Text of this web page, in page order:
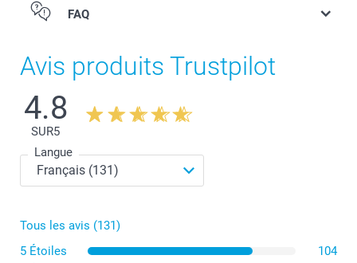
FAQ
Avis produits Trustpilot
4.8
SUR5
Langue
Tous les avis (131)
5 Étoiles
104